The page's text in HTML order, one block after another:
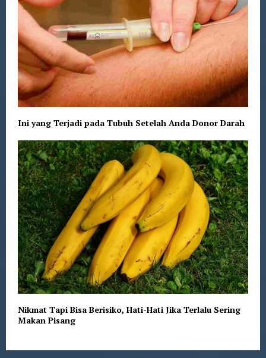
Ini yang Terjadi pada Tubuh Setelah Anda Donor Darah
Nikmat Tapi Bisa Berisiko, Hati-Hati Jika Terlalu Sering
Makan Pisang